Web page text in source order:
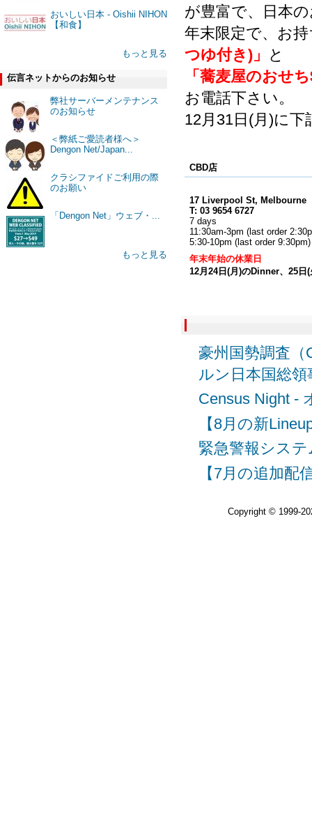
おいしい日本 - Oishii NIHON
【和食】
もっと見る
伝言ネットからのお知らせ
弊社サーバーメンテナンス
のお知らせ
＜弊紙ご愛読者様へ＞
Dengon Net/Japan...
クラシファイドご利用の際
のお願い
「Dengon Net」ウェブ・...
もっと見る
が豊富で、日本
年末限定で、お
つゆ付き)」 と
「蕎麦屋のおせ
お電話下さい。
12月31日(月)に
CBD店
17 Liverpool St, Melbourne
T: 03 9654 6727
7 days
11:30am-3pm (last order
5:30-10pm (last order 9:30pm)
年末年始の休業日
12月24日(月)のDinner、25日(
豪州国勢調査
ルン日本国総領
Census Night -
【8月の新
緊急警報シス
【7月の追加配
Copyright © 1999-